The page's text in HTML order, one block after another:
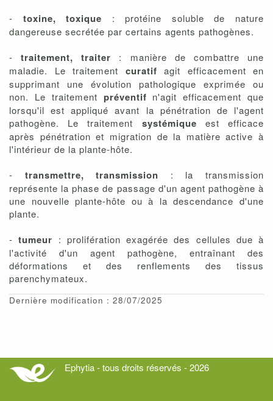
- toxine, toxique : protéine soluble de nature
dangereuse secrétée par certains agents pathogènes.
-traitement, traiter : manière de combattre une
maladie. Le traitement curatif agit efficacement en
supprimant une évolution pathologique exprimée ou
non. Le traitement préventif n'agit efficacement que
lorsqu'il est appliqué avant la pénétration de l'agent
pathogène. Le traitement systémique est efficace
après pénétration et migration de la matière active à
l'intérieur de la plante-hôte.
- transmettre, transmission : la transmission
représente la phase de passage d'un agent pathogène à
une nouvelle plante-hôte ou à la descendance d'une
plante.
-tumeur : prolifération exagérée des cellules due à
l'activité d'un agent pathogène, entraînant des
déformations et des renflements des tissus
parenchymateux.
Dernière modification : 28/07/2025
Ephytia - tous droits réservés - 2026